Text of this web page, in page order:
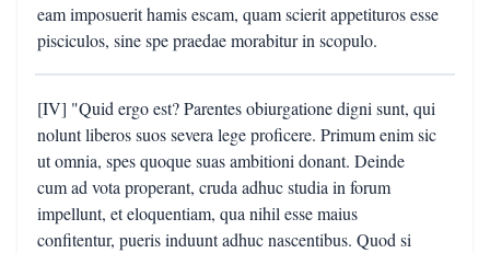
eam imposuerit hamis escam, quam scierit appetituros esse
pisciculos, sine spe praedae morabitur in scopulo.
[IV] "Quid ergo est? Parentes obiurgatione digni sunt, qui
nolunt liberos suos severa lege proficere. Primum enim sic
ut omnia, spes quoque suas ambitioni donant. Deinde
cum ad vota properant, cruda adhuc studia in forum
impellunt, et eloquentiam, qua nihil esse maius
confitentur, pueris induunt adhuc nascentibus. Quod si